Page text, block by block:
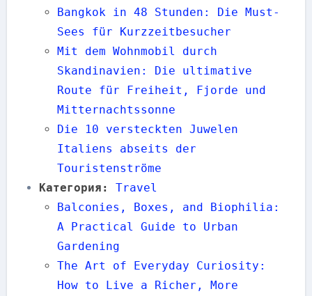
Bangkok in 48 Stunden: Die Must-
Sees für Kurzzeitbesucher
Mit dem Wohnmobil durch
Skandinavien: Die ultimative
Route für Freiheit, Fjorde und
Mitternachtssonne
Die 10 versteckten Juwelen
Italiens abseits der
Touristenströme
Категория:
Travel
Balconies, Boxes, and Biophilia:
A Practical Guide to Urban
Gardening
The Art of Everyday Curiosity:
How to Live a Richer, More